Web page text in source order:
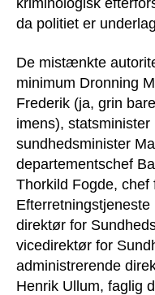
kriminologisk
da politiet er
De mistænkte
minimum Dronning
Frederik (ja, grin
imens),
sundhedsminister
departementschef
Thorkild Fogde, chef
direktør for
vicedirektør for
administrerende
Henrik Ullum, faglig